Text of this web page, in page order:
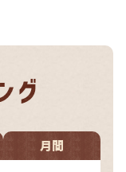
月間